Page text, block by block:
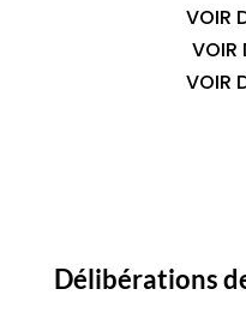
VOIR
VOIR
VOIR
Délibérations